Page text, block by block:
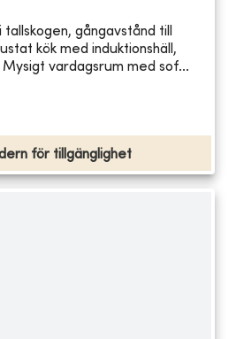
gångavstånd till
kök med induktionshäll,
vardagsrum med sof...
för tillgänglighet